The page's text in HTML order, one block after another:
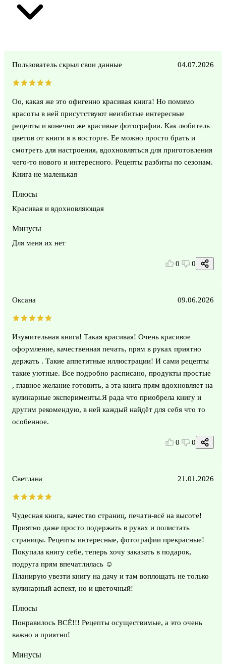
Пользователь скрыл свои данные 04.07.2026
Оо, какая же это офигенно красивая книга! Но помимо
красоты в ней присутствуют неизбитые интересные
рецепты и конечно же красивые фотографии. Как любитель
цветов от книги я в восторге. Ее можно просто брать и
смотреть для настроения, вдохновляться для приготовления
чего-то нового и интересного. Рецепты разбиты по сезонам.
Книга не маленькая
Плюсы
Красивая и вдохновляющая
Минусы
Для меня их нет
0 0
Оксана 09.06.2026
Изумительная книга! Такая красивая! Очень красивое
оформление, качественная печать, прям в руках приятно
держать . Такие аппетитные иллюстрации! И сами рецепты
такие уютные. Все подробно расписано, продукты простые
, главное желание готовить, а эта книга прям вдохновляет на
кулинарные эксперименты.Я рада что приобрела книгу и
другим рекомендую, в ней каждый найдёт для себя что то
особенное.
0 0
Светлана 21.01.2026
Чудесная книга, качество страниц, печати-всё на высоте!
Приятно даже просто подержать в руках и полистать
страницы. Рецепты интересные, фотографии прекрасные!
Покупала книгу себе, теперь хочу заказать в подарок,
подруга прям впечатлилась ☺️
Планирую увезти книгу на дачу и там воплощать не только
кулинарный аспект, но и цветочный!
Плюсы
Понравилось ВСЁ!!! Рецепты осуществимые, а это очень
важно и приятно!
Минусы